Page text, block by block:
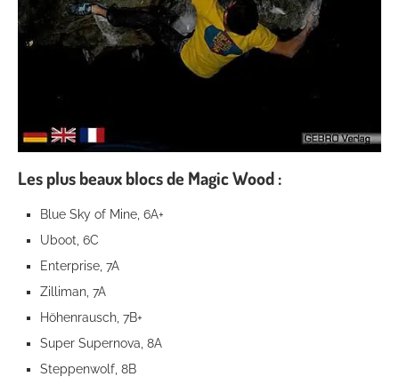
Les plus beaux blocs de Magic Wood :
Blue Sky of Mine, 6A+
Uboot, 6C
Enterprise, 7A
Zilliman, 7A
Höhenrausch, 7B+
Super Supernova, 8A
Steppenwolf, 8B